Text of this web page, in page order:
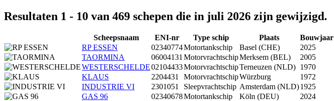
Resultaten 1 - 10 van 469 schepen die in juli 2026 zijn gewijzigd.
Scheepsnaam ENI-nr Type schip Plaats Bouwjaar
RP ESSEN
02340774Motortankschip Basel (CHE) 2025
TAORMINA
06004131 MotorvrachtschipMerksem (BEL) 2005
WESTERSCHELDE02104433MotorvrachtschipTerneuzen (NLD) 1970
KLAUS
2204431 MotorvrachtschipWürzburg 1972
INDUSTRIE VI
2301051 Sleepvrachtschip Amsterdam (NLD)1925
GAS 96
02340678Motortankschip Köln (DEU) 2024